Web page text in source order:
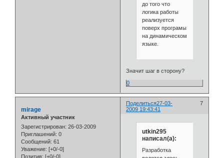
до того что
логика работы
реализуется
поверх програмы
на динамическом
языке.
Значит шаг в сторону?
0
Поделиться 7
27-03-
2009 19:43:41
mirage
Активный участник
Зарегистрирован: 26-03-2009
Приглашений: 0
Сообщений: 61
Уважение: [+0/-0]
Позитив: [+0/-0]
utkin295
написал(а):
Разработка